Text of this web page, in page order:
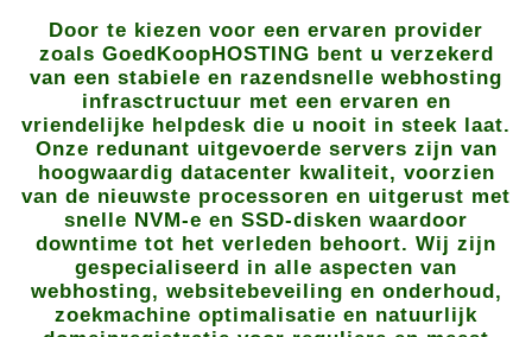
Door te kiezen voor een ervaren provider
zoals GoedKoopHOSTING bent u verzekerd
van een stabiele en razendsnelle webhosting
infrasctructuur met een ervaren en
vriendelijke helpdesk die u nooit in steek laat.
Onze redunant uitgevoerde servers zijn van
hoogwaardig datacenter kwaliteit, voorzien
van de nieuwste processoren en uitgerust met
snelle NVM-e en SSD-disken waardoor
downtime tot het verleden behoort. Wij zijn
gespecialiseerd in alle aspecten van
webhosting, websitebeveiling en onderhoud,
zoekmachine optimalisatie en natuurlijk